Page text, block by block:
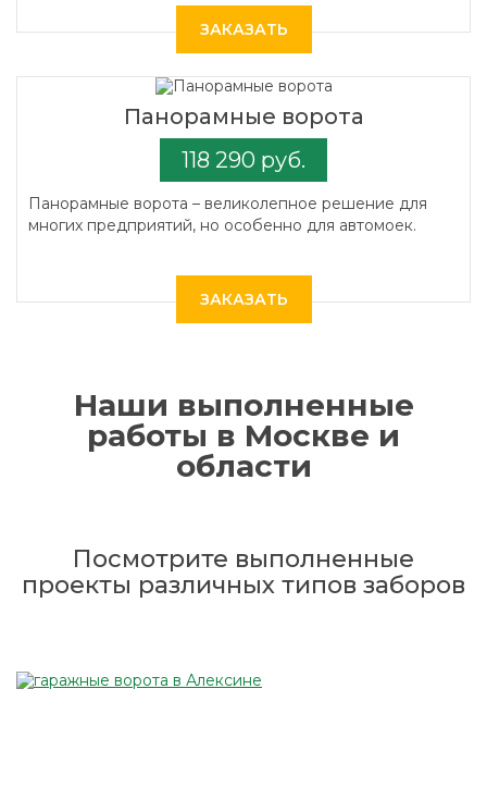
ЗАКАЗАТЬ
Панорамные ворота
118 290 руб.
Панорамные ворота – великолепное решение для
многих предприятий, но особенно для автомоек.
ЗАКАЗАТЬ
Наши выполненные
работы в Москве и
области
Посмотрите выполненные
проекты различных типов заборов